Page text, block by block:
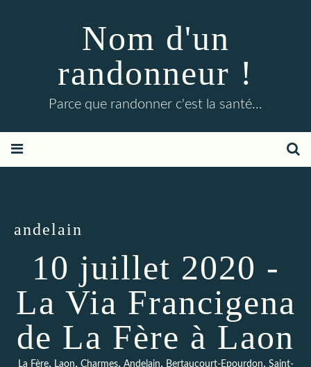
Nom d'un
randonneur !
Parce que randonner c'est la santé...
andelain
10 juillet 2020 -
La Via Francigena
de La Fère à Laon
La Fère, Laon, Charmes, Andelain, Bertaucourt-Epourdon, Saint-